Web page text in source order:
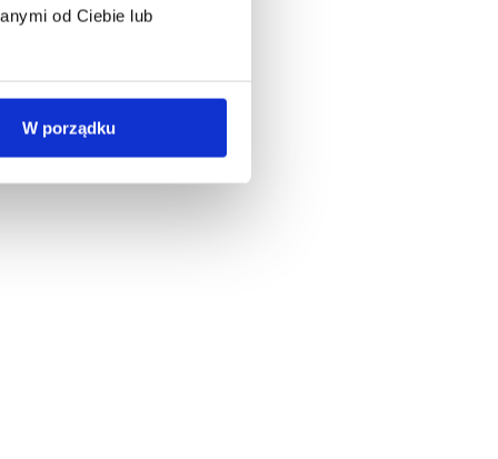
od Ciebie lub
W porządku